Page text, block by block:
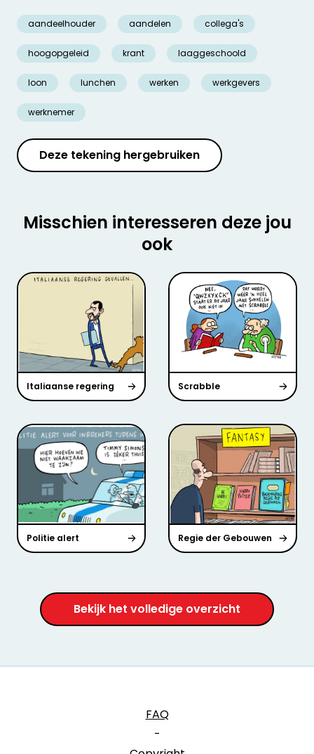
aandeelhouder aandelen collega's
hoogopgeleid krant laaggeschoold
loon lunchen werken werkgevers
werknemer
Deze tekening hergebruiken
Misschien interesseren deze jou
ook
Italiaanse regering Scrabble
Politie alert Regie der Gebouwen
Bekijk het volledige overzicht
FAQ
-